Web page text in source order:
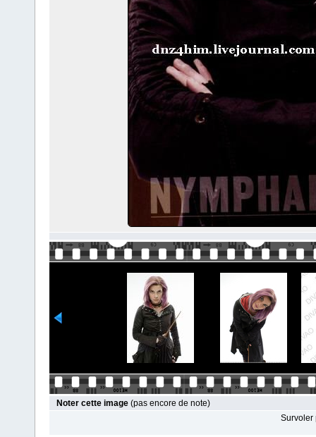
Noter cette image (pas encore de note)
Survoler